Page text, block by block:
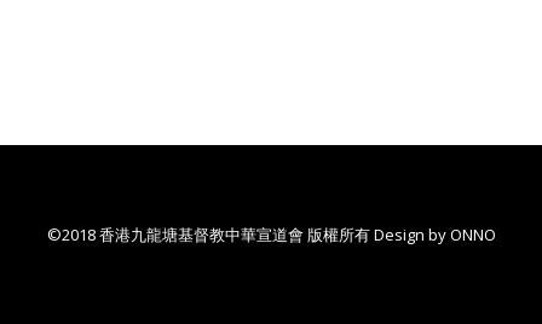
©2018 香港九龍塘基督教中華宣道會 版權所有 Design byONNO